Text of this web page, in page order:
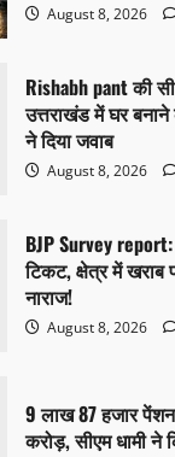
August 8, 2026
Rishabh pant की
उत्तराखंड में घर
ने दिया जवाब
August 8, 2026
BJP Survey
टिकट, क्षेत्र में खराब
नाराज!
August 8, 2026
9 लाख 87 हजार
करोड़, सीएम धामी ने